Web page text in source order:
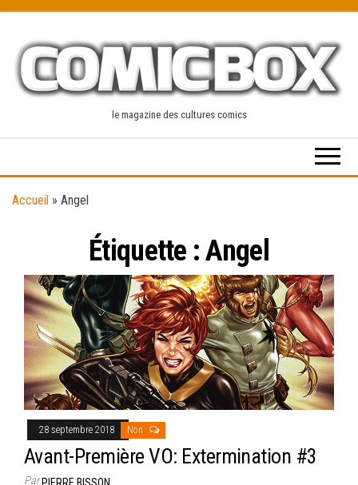
content
le magazine des cultures comics
Accueil » Angel
Étiquette :Angel
28 septembre 2018 Non
Avant-Première VO: Extermination #3
ParPIERRE BISSON